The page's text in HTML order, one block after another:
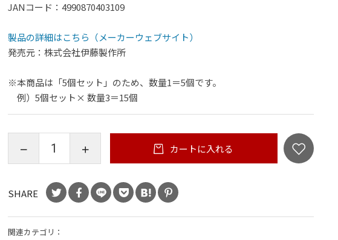
JANコード：4990870403109
製品の詳細はこちら（メーカーウェブサイト）
発売元：株式会社伊藤製作所
※本商品は「5個セット」のため、数量1＝5個です。
例）5個セット× 数量3＝15個
カートに入れる
SHARE
関連カテゴリ：